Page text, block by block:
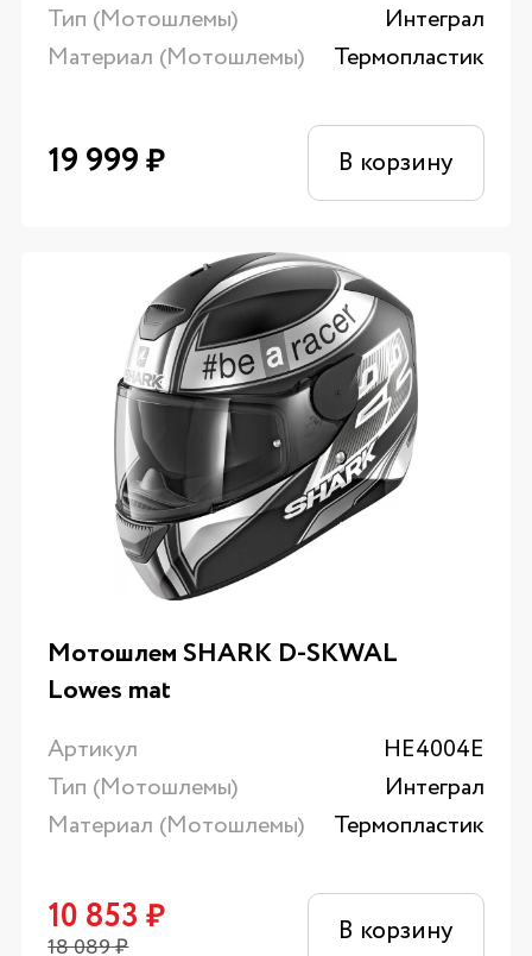
Тип (Мотошлемы)
Интеграл
Материал (Мотошлемы)
Термопластик
19 999₽ В корзину
Мотошлем SHARK D-SKWAL
Lowes mat
Артикул
HE4004E
Тип (Мотошлемы)
Интеграл
Материал (Мотошлемы)
Термопластик
10 853 ₽
18 089₽ В корзину